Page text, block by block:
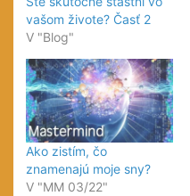
vašom živote? Časť 2
V "Blog"
Ako zistím, čo
znamenajú moje sny?
V "MM 03/22"